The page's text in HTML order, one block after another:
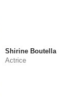
Shirine Boutella
Actrice